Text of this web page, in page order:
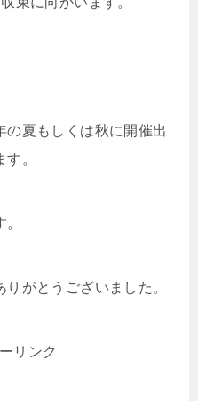
の夏もしくは秋に開催出
。
がとうございました。
リンク